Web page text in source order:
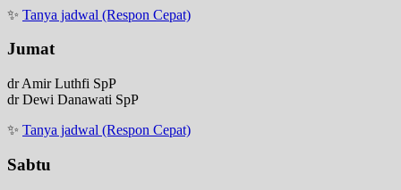
✨ Tanya jadwal (Respon Cepat)
Jumat
dr Amir Luthfi SpP
dr Dewi Danawati SpP
✨ Tanya jadwal (Respon Cepat)
Sabtu